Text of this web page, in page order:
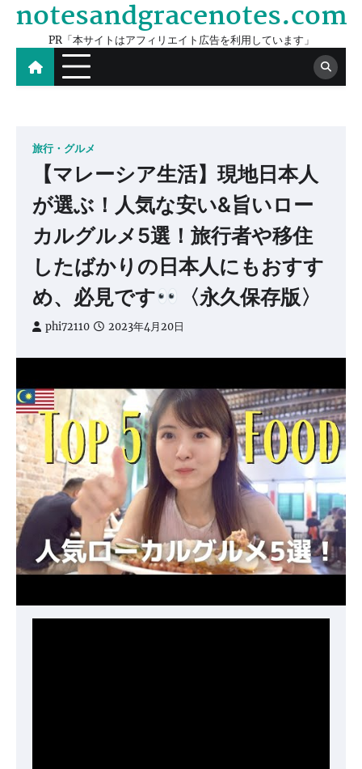
Skip
content
notesandgracenotes.com
PR「本サイトはアフィリエイト広告を利用しています」
旅行・グルメ
【マレーシア生活】現地日本人
が選ぶ！人気な安い&旨いロー
カルグルメ5選！旅行者や移住
したばかりの日本人にもおすす
め、必見です
〈永久保存版〉
phi72110 2023年4月20日